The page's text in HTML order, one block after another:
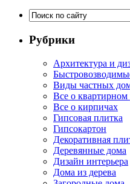
Рубрики
Архитектура и
Виды частных
Все о квартирном
Все о кирпичах
Гипсовая плитка
Гипсокартон
Декоративная
Деревянные дома
Дизайн интерьера
Дома из дерева